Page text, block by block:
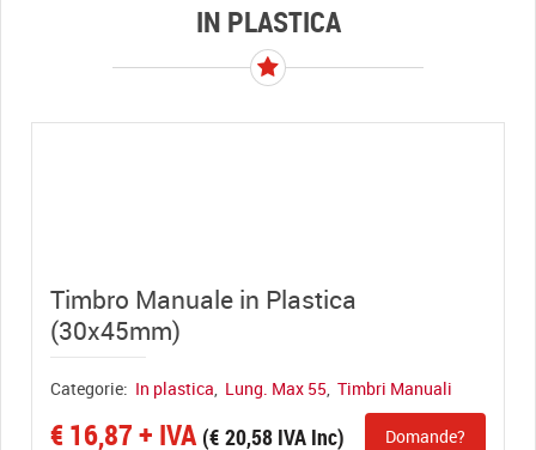
IN PLASTICA
Timbro Manuale in Plastica
(30x45mm)
Categorie: In plastica Lung. Max 55 Timbri Manuali
€ 16,87+ IVA (€ 20,58 IVA Inc) Domande?